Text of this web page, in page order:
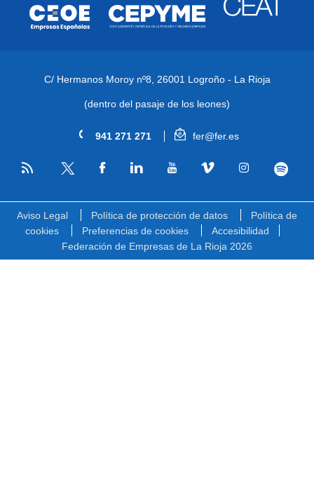
C/ Hermanos Moroy nº8, 26001 Logroño - La Rioja
(dentro del pasaje de los leones)
941 271 271 fer@fer.es
RSS
Aviso Legal Política de protección de datos
Política de
cookies
Preferencias de cookies
Accesibilidad
Federación de Empresas de La Rioja 2026